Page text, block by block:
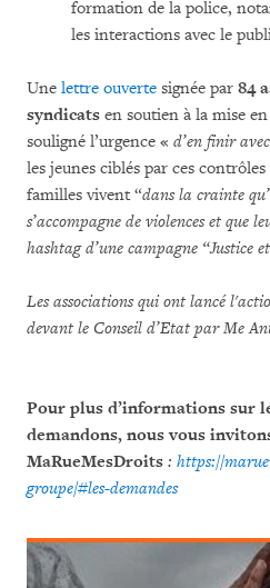
formation de la police,
les interactions avec le
Une lettre ouverte signée par 84
syndicats en soutien à la mise
souligné l’urgence « d’en finir
les jeunes ciblés par ces
familles vivent “dans la crainte
s’accompagne de violences et que
hashtag d’une campagne “Justice
Les associations qui ont lancé
devant le Conseil d’Etat par Me
Pour plus d’informations sur
demandons, nous vous
MaRueMesDroits : https://
groupe/#les-demandes